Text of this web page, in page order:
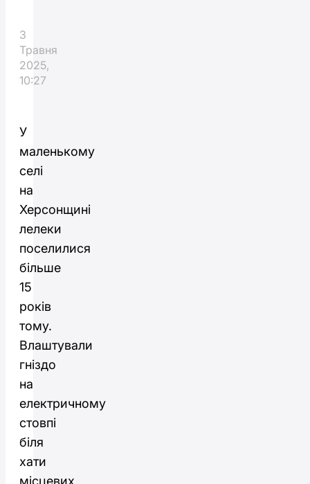
3
Травня
2025,
10:27
У
маленькому
селі
на
Херсонщині
лелеки
поселилися
більше
15
років
тому.
Влаштували
гніздо
на
електричному
стовпі
біля
хати
місцевих